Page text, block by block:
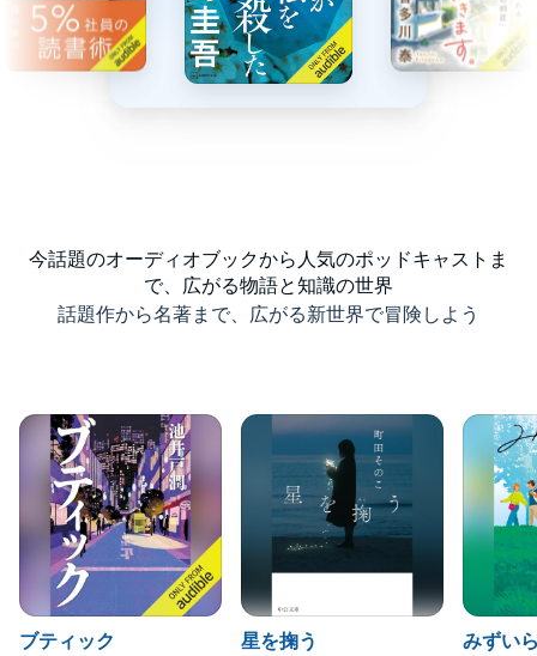
今話題のオーディオブックから人気のポッドキャストま
で、広がる物語と知識の世界
話題作から名著まで、広がる新世界で冒険しよう
ブティック
星を掬う
みずい